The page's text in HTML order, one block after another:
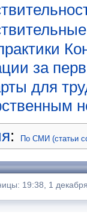
за
для
: По СМИ (статьи
19:38, 1